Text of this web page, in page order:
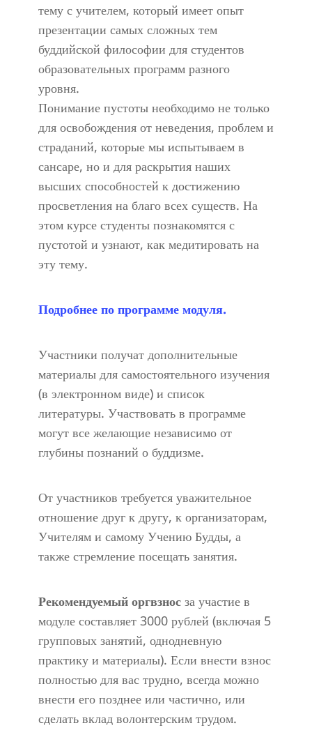
тему с учителем, который имеет опыт
презентации самых сложных тем
буддийской философии для студентов
образовательных программ разного
уровня.
Понимание пустоты необходимо не только
для освобождения от неведения, проблем и
страданий, которые мы испытываем в
сансаре, но и для раскрытия наших
высших способностей к достижению
просветления на благо всех существ. На
этом курсе студенты познакомятся с
пустотой и узнают, как медитировать на
эту тему.
Подробнее по программе модуля.
Участники получат дополнительные
материалы для самостоятельного изучения
(в электронном виде) и список
литературы. Участвовать в программе
могут все желающие независимо от
глубины познаний о буддизме.
От участников требуется уважительное
отношение друг к другу, к организаторам,
Учителям и самому Учению Будды, а
также стремление посещать занятия.
Рекомендуемый оргвзнос за участие в
модуле составляет 3000 рублей (включая 5
групповых занятий, однодневную
практику и материалы). Если внести взнос
полностью для вас трудно, всегда можно
внести его позднее или частично, или
сделать вклад волонтерским трудом.